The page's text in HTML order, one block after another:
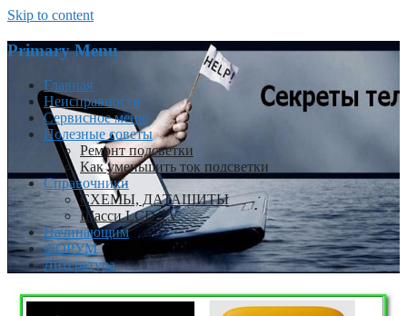
Skip to content
Primary Menu
Главная
Неисправности
Сервисное меню
Полезные советы
Ремонт подсветки
Как уменьшить ток подсветки
Справочники
СХЕМЫ, ДАТАШИТЫ
Шасси LCD TV
Начинающим
ФОРУМ
Литература